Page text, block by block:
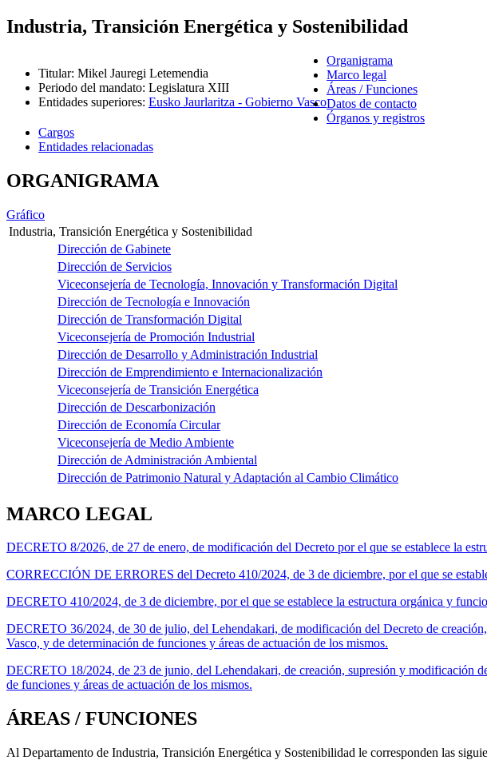
Industria, Transición Energética y Sostenibilidad
Titular: Mikel Jauregi Letemendia
Periodo del mandato: Legislatura XIII
Entidades superiores: Eusko Jaurlaritza - Gobierno Vasco
Organigrama
Marco legal
Áreas / Funciones
Datos de contacto
Órganos y registros
Cargos
Entidades relacionadas
ORGANIGRAMA
Gráfico
Industria, Transición Energética y Sostenibilidad
Dirección de Gabinete
Dirección de Servicios
Viceconsejería de Tecnología, Innovación y Transformación Digital
Dirección de Tecnología e Innovación
Dirección de Transformación Digital
Viceconsejería de Promoción Industrial
Dirección de Desarrollo y Administración Industrial
Dirección de Emprendimiento e Internacionalización
Viceconsejería de Transición Energética
Dirección de Descarbonización
Dirección de Economía Circular
Viceconsejería de Medio Ambiente
Dirección de Administración Ambiental
Dirección de Patrimonio Natural y Adaptación al Cambio Climático
MARCO LEGAL
DECRETO 8/2026, de 27 de enero, de modificación del Decreto por el que se establece la
CORRECCIÓN DE ERRORES del Decreto 410/2024, de 3 de diciembre, por el que se
DECRETO 410/2024, de 3 de diciembre, por el que se establece la estructura orgánica y
DECRETO 36/2024, de 30 de julio, del Lehendakari, de modificación del Decreto de
Vasco, y de determinación de funciones y áreas de actuación de los mismos.
DECRETO 18/2024, de 23 de junio, del Lehendakari, de creación, supresión y modificación
de funciones y áreas de actuación de los mismos.
ÁREAS / FUNCIONES
Al Departamento de Industria, Transición Energética y Sostenibilidad le corresponden las